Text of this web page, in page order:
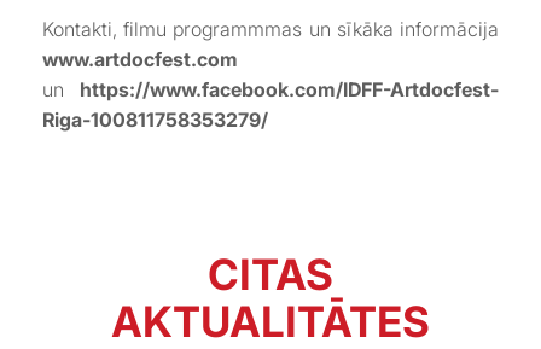
Kontakti, filmu programmmas un sīkāka informācija
www.artdocfest.com
un https://www.facebook.com/IDFF-Artdocfest-
Riga-100811758353279/
CITAS
AKTUALITĀTES